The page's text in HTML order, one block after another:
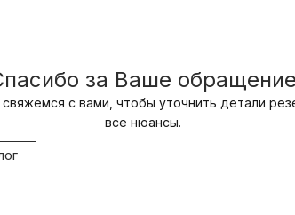
за Ваше обращение
с вами, чтобы уточнить детали
все нюансы.